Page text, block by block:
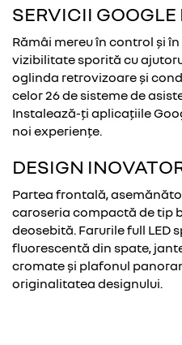
SERVICII GOOGLE
Rămâi mereu în control și
vizibilitate sporită cu
oglinda retrovizoare și
celor 26 de sisteme de
Instalează-ți aplicațiile
noi experiențe.
DESIGN
Partea frontală,
caroseria compactă de tip
deosebită. Farurile full LED
fluorescentă din spate,
cromate și plafonul
originalitatea designului.